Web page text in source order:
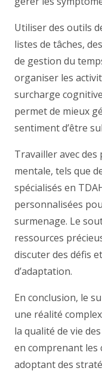
Utiliser des outils
listes de tâches,
de gestion du
organiser les
surcharge
permet de mieux
sentiment d’être
Travailler avec
mentale, tels que
spécialisés en
personnalisées
surmenage. Le
ressources
discuter des défis
d’adaptation.
En conclusion, le
une réalité
la qualité de vie
en comprenant les
adoptant des